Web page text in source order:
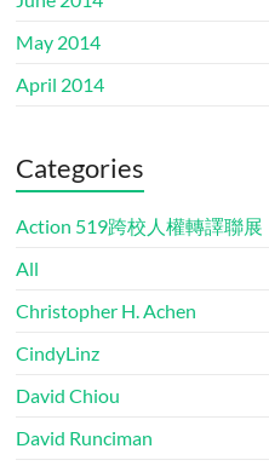
May 2014
April 2014
Categories
Action 519跨校人權轉譯聯展
All
Christopher H. Achen
CindyLinz
David Chiou
David Runciman